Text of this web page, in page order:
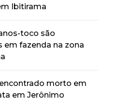
Ibitirama
toco são
em fazenda na zona
morto em
em Jerônimo